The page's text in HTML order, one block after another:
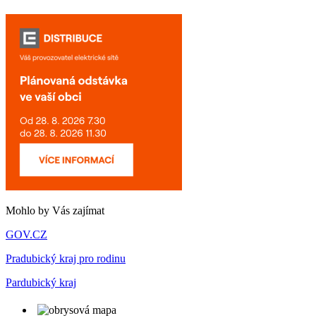
Mohlo by Vás zajímat
GOV.CZ
Pradubický kraj pro rodinu
Pardubický kraj